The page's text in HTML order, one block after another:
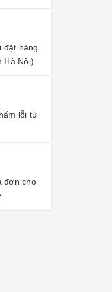
đặt hàng
Hà Nội)
lỗi từ
đơn cho